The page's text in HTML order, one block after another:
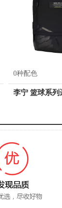
0种配色